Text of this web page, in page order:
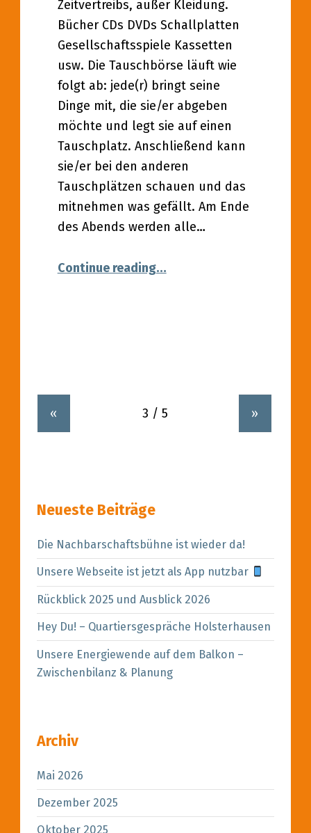
Zeitvertreibs, außer Kleidung.
Bücher CDs DVDs Schallplatten
Gesellschaftsspiele Kassetten
usw. Die Tauschbörse läuft wie
folgt ab: jede(r) bringt seine
Dinge mit, die sie/er abgeben
möchte und legt sie auf einen
Tauschplatz. Anschließend kann
sie/er bei den anderen
Tauschplätzen schauen und das
mitnehmen was gefällt. Am Ende
des Abends werden alle…
Continue reading…
« »
Neueste Beiträge
Die Nachbarschaftsbühne ist wieder da!
Unsere Webseite ist jetzt als App nutzbar
Rückblick 2025 und Ausblick 2026
Hey Du! – Quartiersgespräche Holsterhausen
Unsere Energiewende auf dem Balkon –
Zwischenbilanz & Planung
Archiv
Mai 2026
Dezember 2025
Oktober 2025